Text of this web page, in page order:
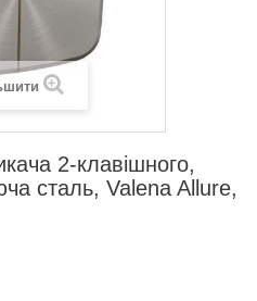
2-клавішного,
сталь, Valena Allure,